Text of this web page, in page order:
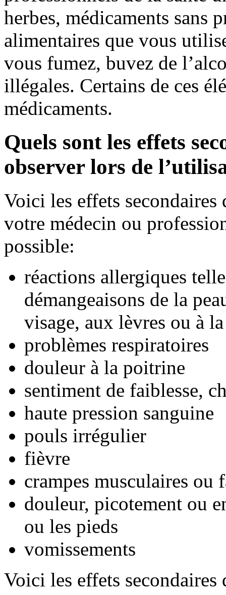
herbes, médicaments sans
alimentaires que vous
vous fumez, buvez de
illégales. Certains de ces
médicaments.
Quels sont les effets
observer lors de
Voici les effets
votre médecin ou
possible:
réactions allergiques
démangeaisons de la
visage, aux lèvres ou à
problèmes respiratoires
douleur à la poitrine
sentiment de faiblesse,
haute pression sanguine
pouls irrégulier
fièvre
crampes musculaires ou
douleur, picotement ou
ou les pieds
vomissements
Voici les effets